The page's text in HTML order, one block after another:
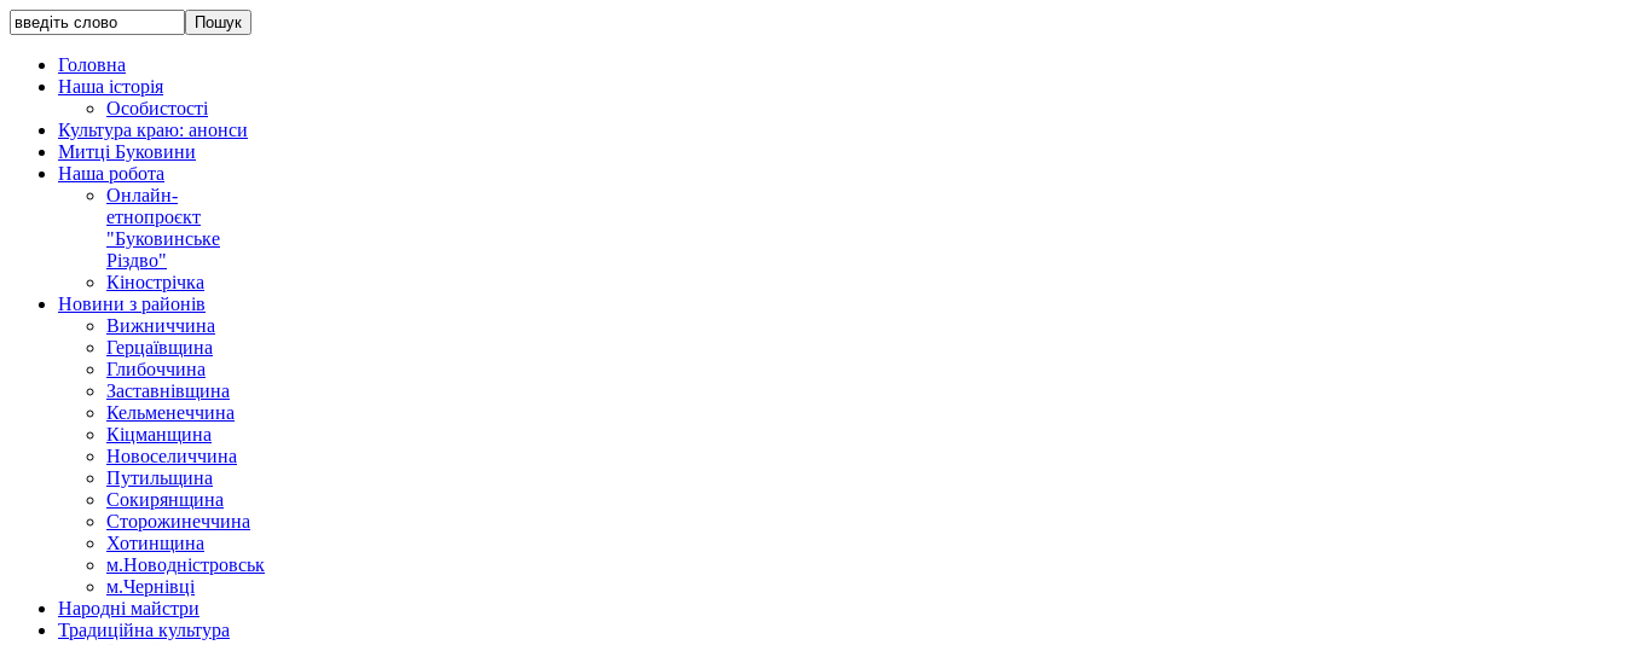
Головна
Наша історія
Особистості
Культура краю: анонси
Митці Буковини
Наша робота
Онлайн-
етнопроєкт
"Буковинське
Різдво"
Кінострічка
Новини з районів
Вижниччина
Герцаївщина
Глибоччина
Заставнівщина
Кельменеччина
Кіцманщина
Новоселиччина
Путильщина
Сокирянщина
Сторожинеччина
Хотинщина
м.Новодністровськ
м.Чернівці
Народні майстри
Традиційна культура